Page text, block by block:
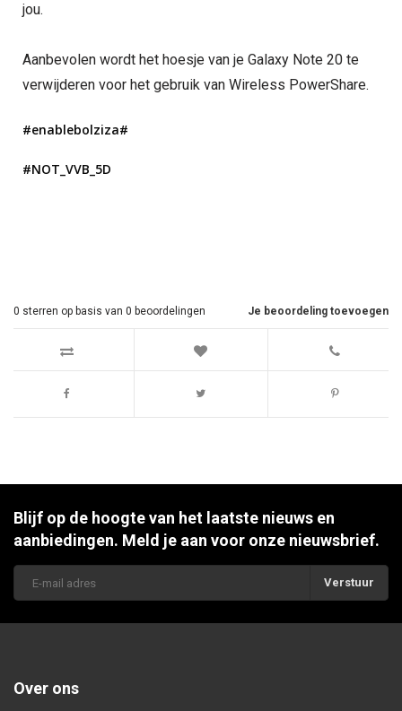
jou.
Aanbevolen wordt het hoesje van je Galaxy Note 20 te
verwijderen voor het gebruik van Wireless PowerShare.
#enablebolziza#
#NOT_VVB_5D
Je beoordeling toevoegen
0 sterren op basis van 0 beoordelingen
Blijf op de hoogte van het laatste nieuws en
aanbiedingen. Meld je aan voor onze nieuwsbrief.
Verstuur
Over ons